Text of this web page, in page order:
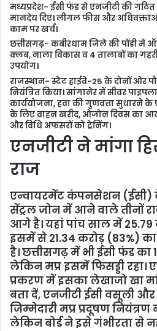
मध्यप्रदेश- ईसी फंड से एनजीटी की
मानदेय दिए। लीगल फीस और
काम पर खर्च।
छत्तीसगढ़- कबीरधाम जिले की पोंडी में
क्लब, नाला विकास व 4 तालाबों का
उपयोग।
राजस्थान- स्टेट हाईवे-25 के दोनों ओर
नियंत्रित किया। सांगानेर में सीवर
कार्ययोजना, हवा की गुणवत्ता सुधारने के
के लिए वाहन खरीद, ओजोन दिवस का
और विधि अफसरों को ट्रेनिंग।
एनजीटी ने मांगा
राज
एन्वायरमेंट कंपनसेशन (ईसी)
सेंट्रल जोन में आने वाले तीनों
आगे है। यहां पांच साल में
इसमें से 21.34 करोड़ (83%)
है। छत्तीसगढ़ में भी ईसी फंड का
लेकिन मप्र इसमें फिसड्डी
प्रकरण में इसका लेखाजो खा
बता दें, एनजीटी ईसी वसूली
जिम्मेदारी मप्र प्रदूषण नियंत्रण
लेकिन बोर्ड ने इसे गंभीरता से